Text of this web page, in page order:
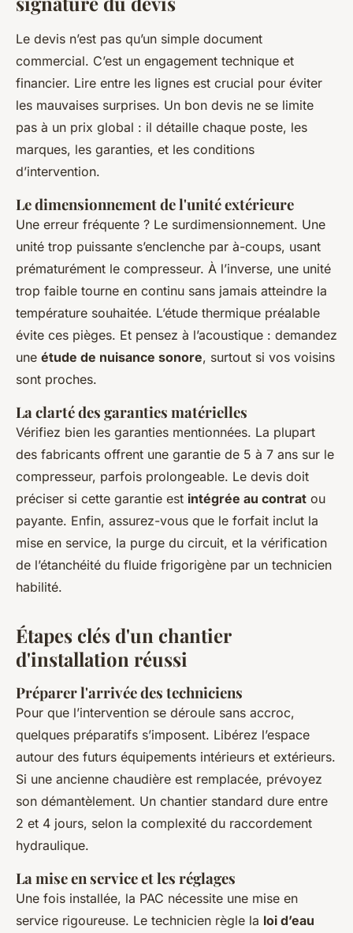
Le devis n’est pas qu’un simple document
commercial. C’est un engagement technique et
financier. Lire entre les lignes est crucial pour éviter
les mauvaises surprises. Un bon devis ne se limite
pas à un prix global : il détaille chaque poste, les
marques, les garanties, et les conditions
d’intervention.
Le dimensionnement de l'unité extérieure
Une erreur fréquente ? Le surdimensionnement. Une
unité trop puissante s’enclenche par à-coups, usant
prématurément le compresseur. À l’inverse, une unité
trop faible tourne en continu sans jamais atteindre la
température souhaitée. L’étude thermique préalable
évite ces pièges. Et pensez à l’acoustique : demandez
une étude de nuisance sonore, surtout si vos voisins
sont proches.
La clarté des garanties matérielles
Vérifiez bien les garanties mentionnées. La plupart
des fabricants offrent une garantie de 5 à 7 ans sur le
compresseur, parfois prolongeable. Le devis doit
préciser si cette garantie est intégrée au contrat ou
payante. Enfin, assurez-vous que le forfait inclut la
mise en service, la purge du circuit, et la vérification
de l’étanchéité du fluide frigorigène par un technicien
habilité.
Étapes clés d'un chantier
d'installation réussi
Préparer l'arrivée des techniciens
Pour que l’intervention se déroule sans accroc,
quelques préparatifs s’imposent. Libérez l’espace
autour des futurs équipements intérieurs et extérieurs.
Si une ancienne chaudière est remplacée, prévoyez
son démantèlement. Un chantier standard dure entre
2 et 4 jours, selon la complexité du raccordement
hydraulique.
La mise en service et les réglages
Une fois installée, la PAC nécessite une mise en
service rigoureuse. Le technicien règle la loi d’eau